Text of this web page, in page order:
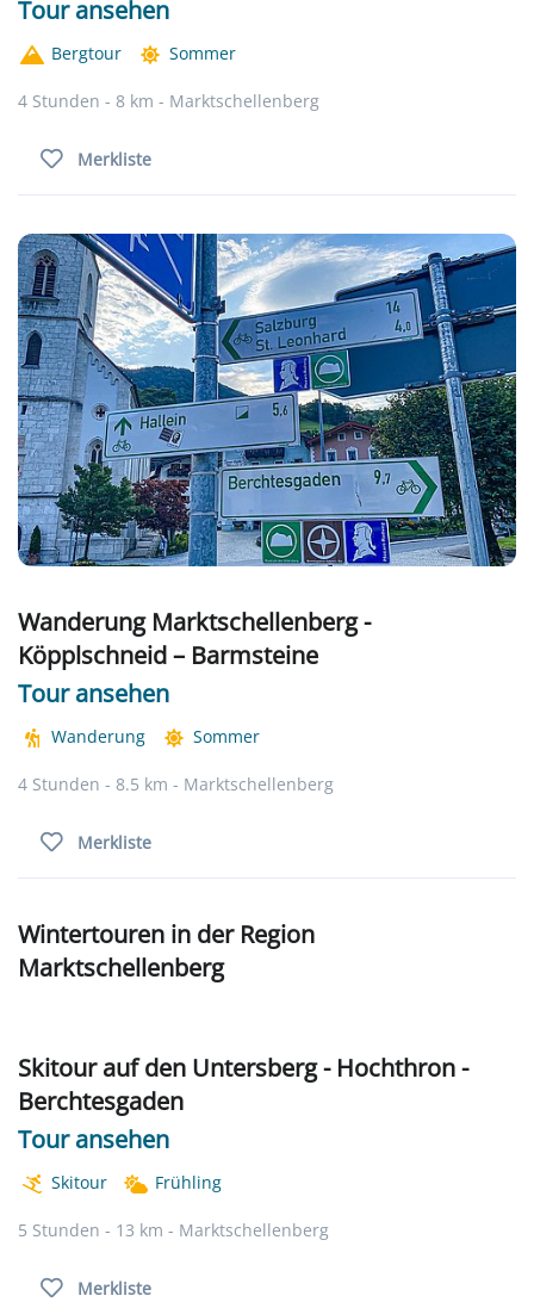
Tour ansehen
Bergtour Sommer
4 Stunden - 8 km - Marktschellenberg
Merkliste
Wanderung Marktschellenberg -
Köpplschneid – Barmsteine
Tour ansehen
Wanderung Sommer
4 Stunden - 8.5 km - Marktschellenberg
Merkliste
Wintertouren in der Region
Marktschellenberg
Skitour auf den Untersberg - Hochthron -
Berchtesgaden
Tour ansehen
Skitour Frühling
5 Stunden - 13 km - Marktschellenberg
Merkliste